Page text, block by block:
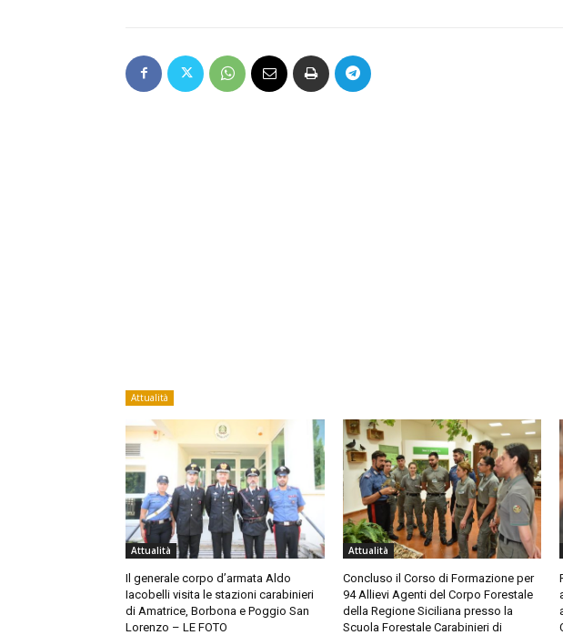
Attualità
Attualità
Il generale corpo d’armata Aldo
Iacobelli visita le stazioni carabinieri
di Amatrice, Borbona e Poggio San
Lorenzo – LE FOTO
Attualità
Concluso il Corso di Formazione per
94 Allievi Agenti del Corpo Forestale
della Regione Siciliana presso la
Scuola Forestale Carabinieri di